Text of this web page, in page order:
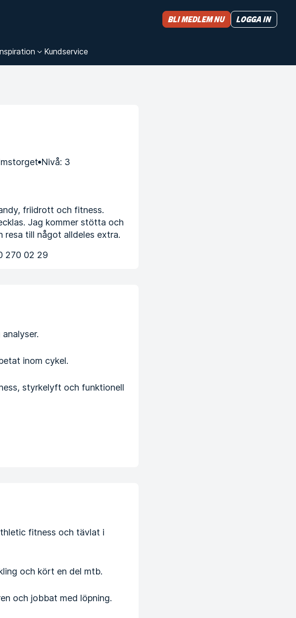
Kundservice
Bli medlem nu Logga in
Nivå: 3
friidrott och fitness.
Jag kommer stötta och
resa till något alldeles extra.
270 02 29
inom cykel.
styrkelyft och funktionell
fitness och tävlat i
och kört en del mtb.
och jobbat med löpning.